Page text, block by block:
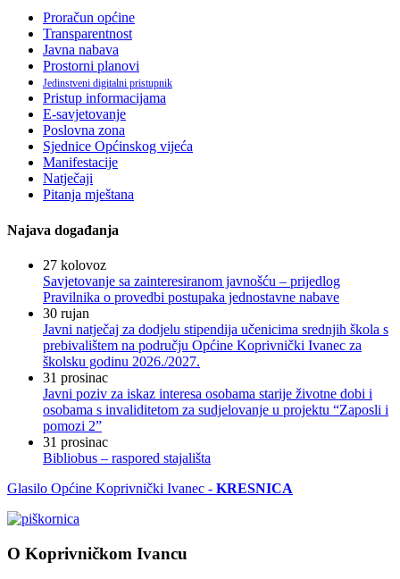
Proračun općine
Transparentnost
Javna nabava
Prostorni planovi
Jedinstveni digitalni pristupnik
Pristup informacijama
E-savjetovanje
Poslovna zona
Sjednice Općinskog vijeća
Manifestacije
Natječaji
Pitanja mještana
Najava događanja
27 kolovoz
Savjetovanje sa zainteresiranom javnošću – prijedlog
Pravilnika o provedbi postupaka jednostavne nabave
30 rujan
Javni natječaj za dodjelu stipendija učenicima srednjih škola s
prebivalištem na području Općine Koprivnički Ivanec za
školsku godinu 2026./2027.
31 prosinac
Javni poziv za iskaz interesa osobama starije životne dobi i
osobama s invaliditetom za sudjelovanje u projektu “Zaposli i
pomozi 2”
31 prosinac
Bibliobus – raspored stajališta
Glasilo Općine Koprivnički Ivanec - KRESNICA
O Koprivničkom Ivancu